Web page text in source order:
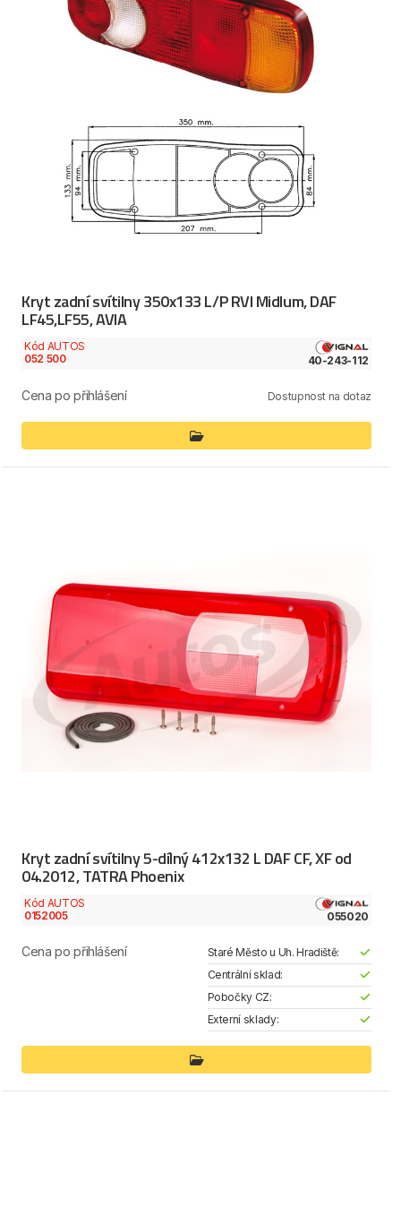
Kryt zadní svítilny 350x133 L/P RVI Midlum, DAF
LF45,LF55, AVIA
Kód AUTOS
052 500
40-243-112
Cena po přihlášení Dostupnost na dotaz
Kryt zadní svítilny 5-dílný 412x132 L DAF CF, XF od
04.2012, TATRA Phoenix
Kód AUTOS
0152005
055020
Cena po přihlášení
Staré Město u Uh. Hradiště:
Centrální sklad:
Pobočky CZ:
Externí sklady: